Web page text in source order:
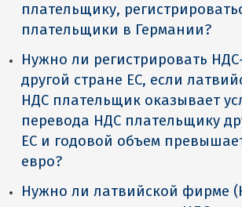
плательщику,
плательщики в Германии?
Нужно ли регистрировать
другой стране ЕС, если
НДС плательщик оказывает
перевода НДС плательщику
ЕС и годовой объем
евро?
Нужно ли латвийской фирме